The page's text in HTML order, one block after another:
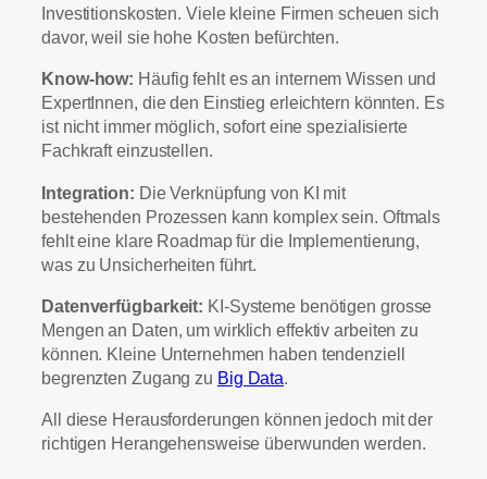
Investitionskosten. Viele kleine Firmen scheuen sich
davor, weil sie hohe Kosten befürchten.
Know-how: Häufig fehlt es an internem Wissen und
ExpertInnen, die den Einstieg erleichtern könnten. Es
ist nicht immer möglich, sofort eine spezialisierte
Fachkraft einzustellen.
Integration: Die Verknüpfung von KI mit
bestehenden Prozessen kann komplex sein. Oftmals
fehlt eine klare Roadmap für die Implementierung,
was zu Unsicherheiten führt.
Datenverfügbarkeit: KI-Systeme benötigen grosse
Mengen an Daten, um wirklich effektiv arbeiten zu
können. Kleine Unternehmen haben tendenziell
begrenzten Zugang zu Big Data.
All diese Herausforderungen können jedoch mit der
richtigen Herangehensweise überwunden werden.